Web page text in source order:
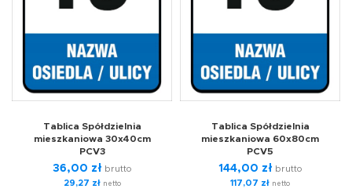
Tablica Spółdzielnia
mieszkaniowa 30x40cm
PCV3
36,00 zł brutto
29,27 złnetto
Tablica Spółdzielnia
mieszkaniowa 60x80cm
PCV5
144,00 zł brutto
117,07 zł netto